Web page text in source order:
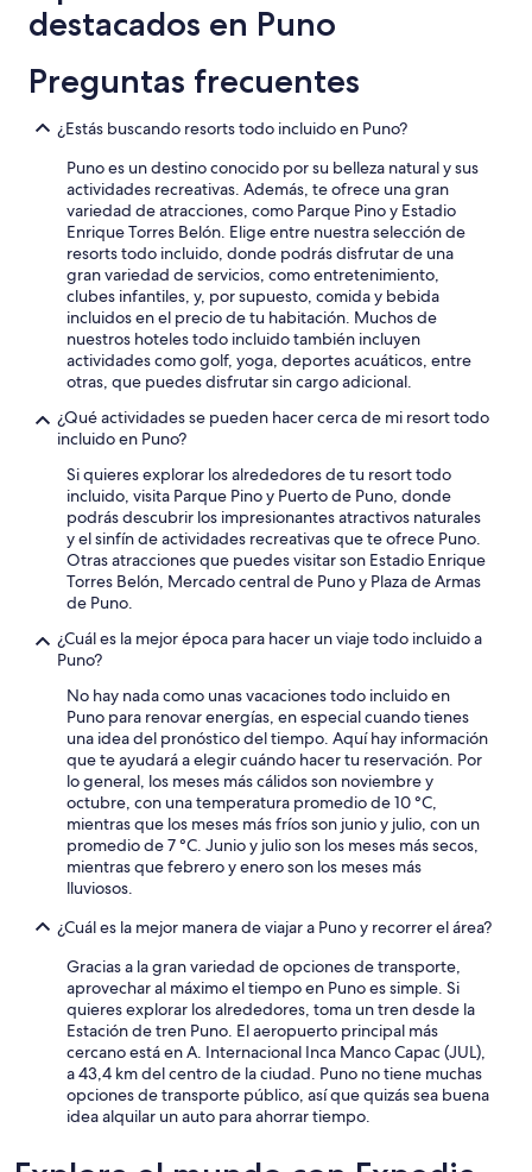
o
e
para
2
adultos.
Los
disponibilidad
están
sujetos
cambios.
Aplican
términos
adicionales.
destacados en Puno
Preguntas frecuentes
¿Estás buscando resorts todo incluido en Puno?
Puno es un destino conocido por su belleza natural y sus
actividades recreativas. Además, te ofrece una gran
variedad de atracciones, como Parque Pino y Estadio
Enrique Torres Belón. Elige entre nuestra selección de
resorts todo incluido, donde podrás disfrutar de una
gran variedad de servicios, como entretenimiento,
clubes infantiles, y, por supuesto, comida y bebida
incluidos en el precio de tu habitación. Muchos de
nuestros hoteles todo incluido también incluyen
actividades como golf, yoga, deportes acuáticos, entre
otras, que puedes disfrutar sin cargo adicional.
¿Qué actividades se pueden hacer cerca de mi resort todo
incluido en Puno?
Si quieres explorar los alrededores de tu resort todo
incluido, visita Parque Pino y Puerto de Puno, donde
podrás descubrir los impresionantes atractivos naturales
y el sinfín de actividades recreativas que te ofrece Puno.
Otras atracciones que puedes visitar son Estadio Enrique
Torres Belón, Mercado central de Puno y Plaza de Armas
de Puno.
¿Cuál es la mejor época para hacer un viaje todo incluido a
Puno?
No hay nada como unas vacaciones todo incluido en
Puno para renovar energías, en especial cuando tienes
una idea del pronóstico del tiempo. Aquí hay información
que te ayudará a elegir cuándo hacer tu reservación. Por
lo general, los meses más cálidos son noviembre y
octubre, con una temperatura promedio de 10 °C,
mientras que los meses más fríos son junio y julio, con un
promedio de 7 °C. Junio y julio son los meses más secos,
mientras que febrero y enero son los meses más
lluviosos.
¿Cuál es la mejor manera de viajar a Puno y recorrer el área?
Gracias a la gran variedad de opciones de transporte,
aprovechar al máximo el tiempo en Puno es simple. Si
quieres explorar los alrededores, toma un tren desde la
Estación de tren Puno. El aeropuerto principal más
cercano está en A. Internacional Inca Manco Capac (JUL),
a 43,4 km del centro de la ciudad. Puno no tiene muchas
opciones de transporte público, así que quizás sea buena
idea alquilar un auto para ahorrar tiempo.